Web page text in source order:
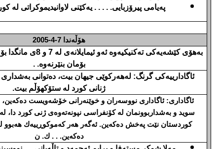
په‌یامی پیرۆزبایی. . . . . یه‌كێنی لاوانیدیموكراتی له‌
هۆڵه‌ندا 7-4-2005
به‌هۆی كێشه‌یه‌كی
بۆمان بنێرنه‌وه‌. .
ئاگادارییه‌كی گرنگ: له‌هه‌ركوێی جیهان بیت، ده‌توانی
ژنانی كورد له‌ ستۆكهۆڵم بیت.
ئاگاداری: ئاگاداری نووسه‌ران و خوێنه‌رانی خۆشه‌ویست
كوردستان نێت په‌خش ده‌كه‌ین. ئه‌گه‌ر هه‌ر كه‌موكوڕییه‌ك هه‌بوو
ده‌كه‌ین. . . ك. ن